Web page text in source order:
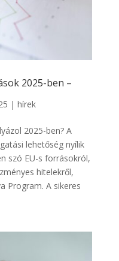
2025-ben –
| hírek
2025-ben? A
lehetőség nyílik
szó EU-s forrásokról,
hitelekről,
Program. A sikeres